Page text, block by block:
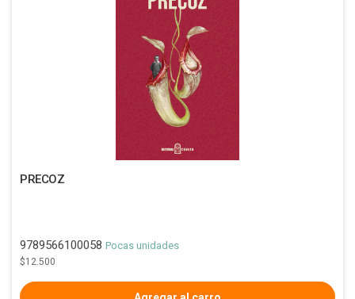
PRECOZ
9789566100058 Pocas unidades
$12.500